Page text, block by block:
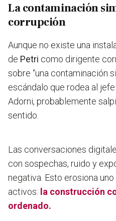
La contaminación
corrupción
Aunque no existe una
de Petri como dirigente
sobre “una contaminación
escándalo que rodea al
Adorni, probablemente
sentido.
Las conversaciones
con sospechas, ruido y
negativa. Esto erosiona
activos: la construcción
ordenado.